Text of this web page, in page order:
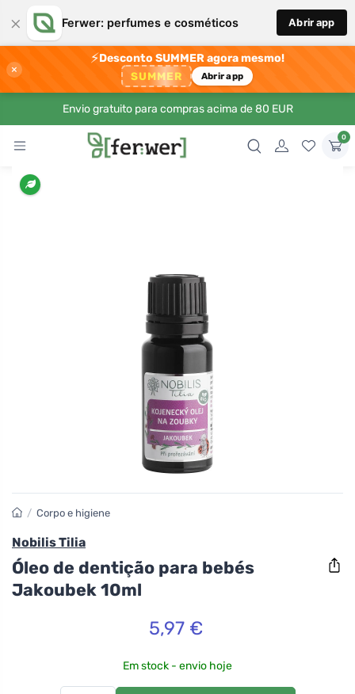
× Ferwer: perfumes e cosméticos Abrir app
×
⚡Desconto SUMMER agora mesmo!
SUMMER Abrir app
Envio gratuito para compras acima de 80 EUR
0
/ Corpo e higiene
Nobilis Tilia
Óleo de dentição para bebés
Jakoubek 10ml
5,97 €
Em stock - envio hoje